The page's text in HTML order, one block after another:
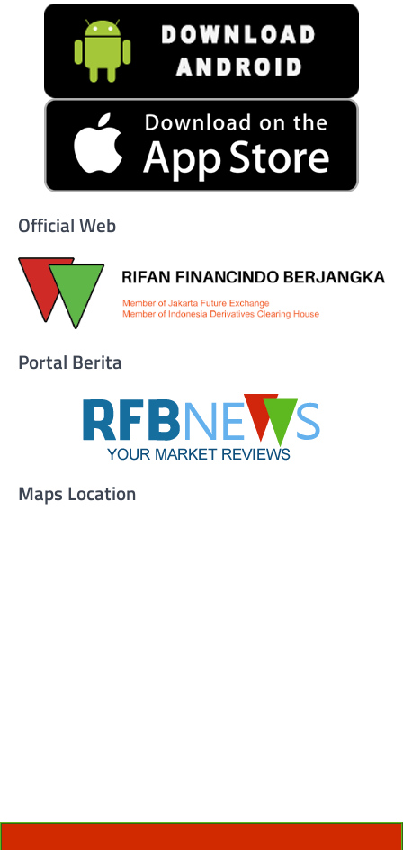
Official Web
Portal Berita
Maps Location